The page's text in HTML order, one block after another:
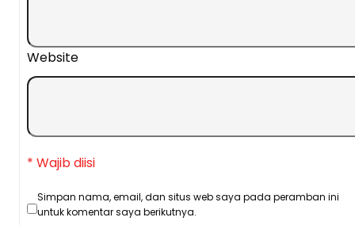
Website
* Wajib diisi
Simpan nama, email, dan situs web saya pada peramban ini
untuk komentar saya berikutnya.